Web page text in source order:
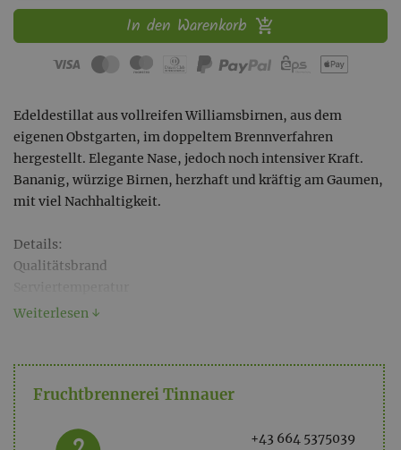
In den Warenkorb
Edeldestillat aus vollreifen Williamsbirnen, aus dem
eigenen Obstgarten, im doppeltem Brennverfahren
hergestellt. Elegante Nase, jedoch noch intensiver Kraft.
Bananig, würzige Birnen, herzhaft und kräftig am Gaumen,
mit viel Nachhaltigkeit.
Details:
Qualitätsbrand
18–22°C
alc. 52,5% vol.
Weiterlesen ↓
Fruchtbrennerei Tinnauer
+43 664 5375039